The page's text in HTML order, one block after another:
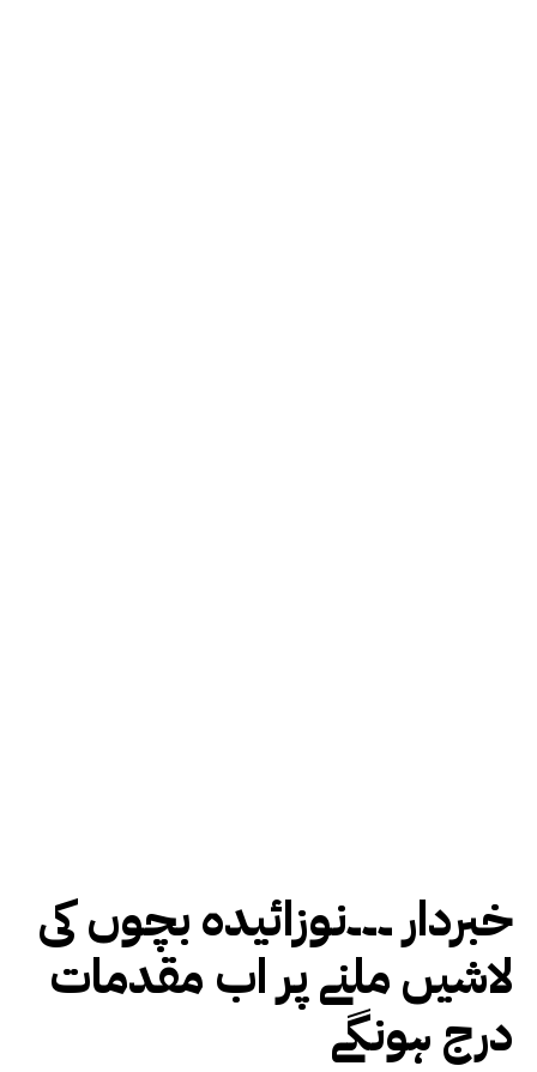
خبردار ۔۔۔نوزائیدہ بچوں کی
لاشیں ملنے پر اب مقدمات
درج ہونگے